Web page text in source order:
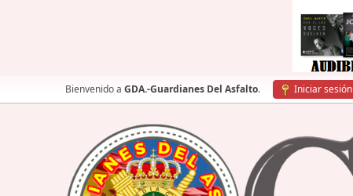
Bienvenido a GDA.-Guardianes Del Asfalto. Iniciar sesión